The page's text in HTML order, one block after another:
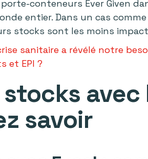
conteneurs Ever Given
entier. Dans un cas comme
stocks sont les moins
sanitaire a révélé notre
et EPI ?
avec
savoir